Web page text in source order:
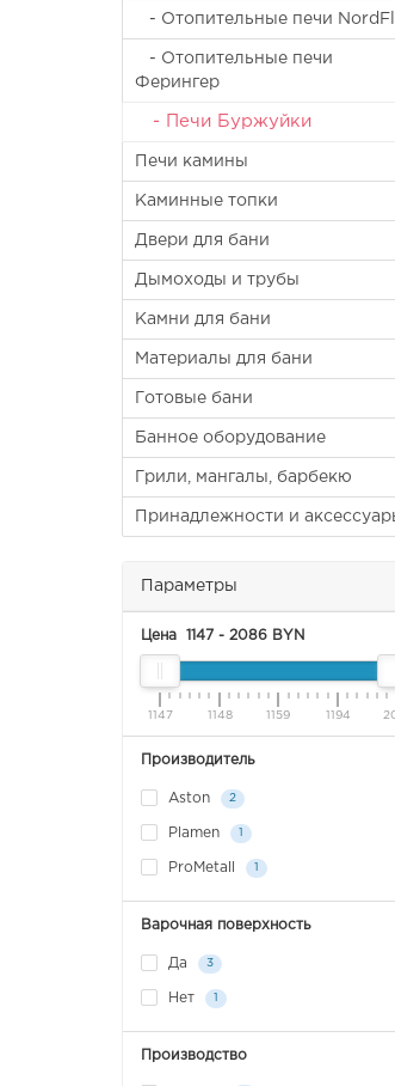
- Отопительные печи
- Отопительные печи
Ферингер
- Печи Буржуйки
Печи камины
Каминные топки
Двери для бани
Дымоходы и трубы
Камни для бани
Материалы для бани
Готовые бани
Банное оборудование
Грили, мангалы, барбекю
Принадлежности и
Параметры
Цена 1147 - 2086 BYN
1147 1148 1159 1194
Производитель
Aston 2
Plamen
ProMetall
Варочная поверхность
Да 3
Нет
Производство